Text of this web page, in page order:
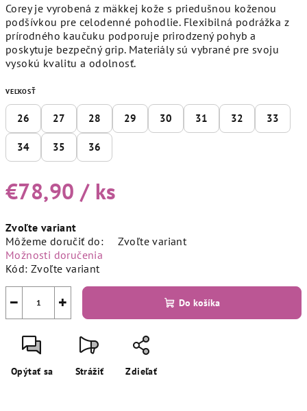
Corey je vyrobená z mäkkej kože s priedušnou koženou
podšívkou pre celodenné pohodlie. Flexibilná podrážka z
prírodného kaučuku podporuje prirodzený pohyb a
poskytuje bezpečný grip. Materiály sú vybrané pre svoju
vysokú kvalitu a odolnosť.
VEĽKOSŤ
26 27 28 29 30 31 32 33
34 35 36
€78,90 / ks
cena:
Zvoľte variant
Môžeme doručiť do:
Zvoľte variant
Možnosti doručenia
Kód: Zvoľte variant
+
− Do košíka
Opýtať sa Strážiť Zdieľať